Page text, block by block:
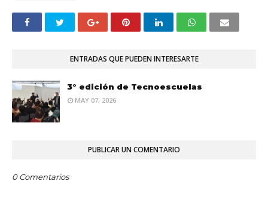
ENTRADAS QUE PUEDEN INTERESARTE
3° edición de Tecnoescuelas
MAY 07, 2026
PUBLICAR UN COMENTARIO
0 Comentarios